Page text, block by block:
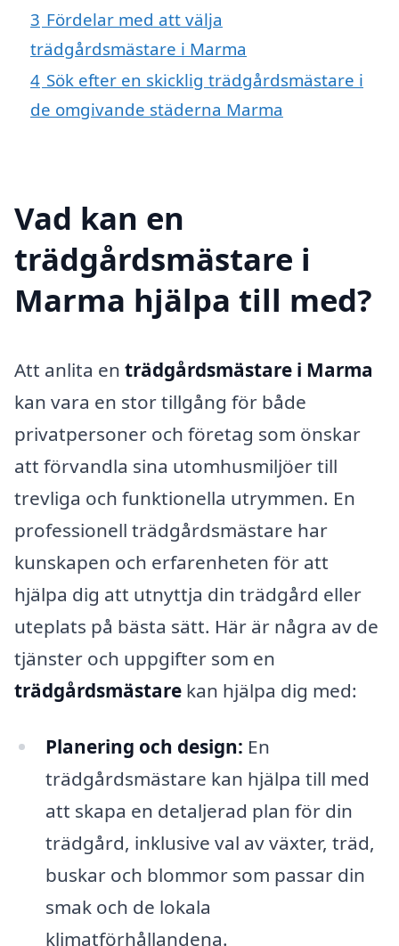
3 Fördelar med att välja
trädgårdsmästare i Marma
4 Sök efter en skicklig trädgårdsmästare i
de omgivande städerna Marma
Vad kan en
trädgårdsmästare i
Marma hjälpa till med?
Att anlita en trädgårdsmästare i Marma
kan vara en stor tillgång för både
privatpersoner och företag som önskar
att förvandla sina utomhusmiljöer till
trevliga och funktionella utrymmen. En
professionell trädgårdsmästare har
kunskapen och erfarenheten för att
hjälpa dig att utnyttja din trädgård eller
uteplats på bästa sätt. Här är några av de
tjänster och uppgifter som en
trädgårdsmästare kan hjälpa dig med:
Planering och design: En
trädgårdsmästare kan hjälpa till med
att skapa en detaljerad plan för din
trädgård, inklusive val av växter, träd,
buskar och blommor som passar din
smak och de lokala
klimatförhållandena.